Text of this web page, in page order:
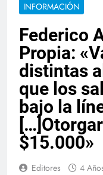
INFORMACIÓN
Federico
Propia:
distintas
que los
bajo la
$15.000»
Editores 4